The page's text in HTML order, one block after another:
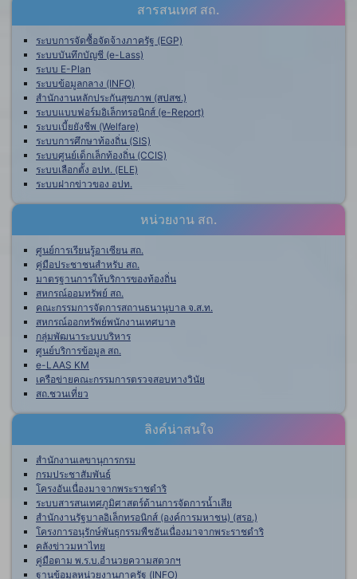
สารสนเทศ สถ.
ระบบการจัดซื้อจัดจ้างภาครัฐ (EGP)
ระบบบันทึกบัญชี (e-Lass)
ระบบ E-Plan
ระบบข้อมูลกลาง (INFO)
สำนักงานหลักประกันสุขภาพ (สปสช.)
ระบบแบบฟอร์มอิเล็กทรอนิกส์ (e-Report)
ระบบเบี้ยยังชีพ (Welfare)
ระบบการศึกษาท้องถิ่น (SIS)
ระบบศูนย์เด็กเล็กท้องถิ่น (CCIS)
ระบบเลือกตั้ง อปท. (ELE)
ระบบฝากข่าวของ อปท.
หน่วยงาน สถ.
ศูนย์การเรียนรู้อาเซียน สถ.
คู่มือประชาชนสำหรับ สถ.
มาตรฐานการให้บริการของท้องถิ่น
สหกรณ์ออมทรัพย์ สถ.
คณะกรรมการจัดการสถานธนานุบาล จ.ส.ท.
สหกรณ์ออกทรัพย์พนักงานเทศบาล
กลุ่มพัฒนาระบบบริหาร
ศูนย์บริการข้อมูล สถ.
e-LAAS KM
เครือข่ายคณะกรรมการตรวจสอบทางวินัย
สถ.ชวนเที่ยว
ลิงค์น่าสนใจ
สำนักงานเลขานุการกรม
กรมประชาสัมพันธ์
โครงอันเนื่องมาจากพระราชดำริ
ระบบสารสนเทศภูมิศาสตร์ด้านการจัดการน้ำเสีย
สำนักงานรัฐบาลอิเล็กทรอนิกส์ (องค์การมหาชน) (สรอ.)
โครงการอนุรักษ์พันธุกรรมพืชอันเนื่องมาจากพระราชดำริ
คลังข่าวมหาไทย
คู่มือตาม พ.ร.บ.อำนวยความสดวกฯ
ฐานข้อมูลหน่วยงานภาครัฐ (INFO)